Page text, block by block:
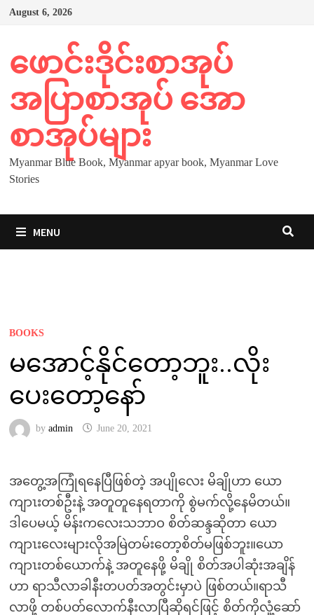
Skip
August 6, 2026
ဖောင်းဒိုင်းစာအုပ်
အပြာစာအုပ် အော
စာအုပ်များ
Myanmar Blue Book, Myanmar apyar book, Myanmar Love
Stories
MENU
BOOKS
မအောင့်နိုင်တော့ဘူး..လိုး
ပေးတော့နော်
by admin June 20, 2021
အတွေ့အကြုံရနေပြီဖြစ်တဲ့ အပျိုလေး မိချိုဟာ ယော
ကျာၤးတစ်ဦးနဲ့ အတူတူနေရတာကို စွဲမက်လို့နေမိတယ်။
ဒါပေမယ့် မိန်းကလေးသဘာဝ စိတ်ဆန္ဒဆိုတာ ယော
ကျာၤးလေးများလိုအမြဲတမ်းတော့စိတ်မဖြစ်ဘူး။ယော
ကျာၤးတစ်ယောက်နဲ့ အတူနေဖို့ မိချို စိတ်အပါဆုံးအချိန်
ဟာ ရာသီလာခါနီးတပတ်အတွင်းမှာပဲ ဖြစ်တယ်။ရာသီ
လာဖို့ တစ်ပတ်လောက်နီးလာပြီဆိုရင်ဖြင့် စိတ်ကိုလှုံ့ဆော်